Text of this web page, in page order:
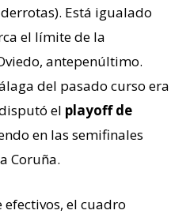
Está igualado
el límite de la
antepenúltimo.
del pasado curso era
el playoff de
en las semifinales
Coruña.
efectivos, el cuadro